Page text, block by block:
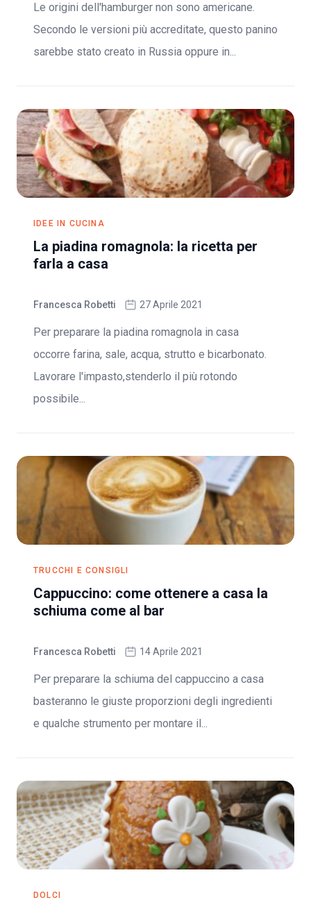
Le origini dell'hamburger non sono americane.
Secondo le versioni più accreditate, questo panino
sarebbe stato creato in Russia oppure in...
IDEE IN CUCINA
La piadina romagnola: la ricetta per
farla a casa
Francesca Robetti 27 Aprile 2021
Per preparare la piadina romagnola in casa
occorre farina, sale, acqua, strutto e bicarbonato.
Lavorare l'impasto,stenderlo il più rotondo
possibile...
TRUCCHI E CONSIGLI
Cappuccino: come ottenere a casa la
schiuma come al bar
Francesca Robetti 14 Aprile 2021
Per preparare la schiuma del cappuccino a casa
basteranno le giuste proporzioni degli ingredienti
e qualche strumento per montare il...
DOLCI